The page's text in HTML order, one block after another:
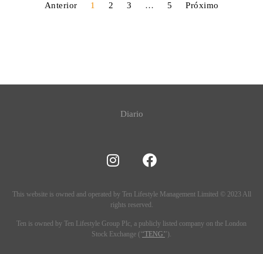
Anterior 1 2 3 … 5 Próximo
Diario
This website is owned and operated by Ten Lifestyle Management Limited © 2023 All
rights reserved.
Ten is owned by Ten Lifestyle Group Plc, a publicly listed company on the London
Stock Exchange (‘‘TENG’’).